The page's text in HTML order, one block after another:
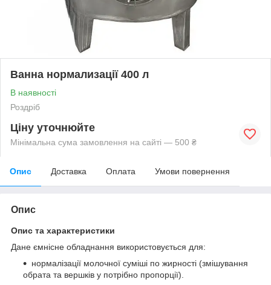
Ванна нормализації 400 л
В наявності
Роздріб
Ціну уточнюйте
Мінімальна сума замовлення на сайті — 500 ₴
Опис Доставка Оплата Умови повернення
Опис
Опис та характеристики
Дане ємнісне обладнання використовується для:
нормалізації молочної суміші по жирності (змішування
обрата та вершків у потрібно пропорції).